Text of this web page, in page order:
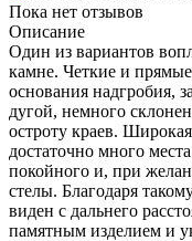
Пока нет отзывов
Описание
Один из вариантов
камне. Четкие и
основания надгробия,
дугой, немного
остроту краев.
достаточно много
покойного и, при
стелы. Благодаря
виден с дальнего
памятным изделием и